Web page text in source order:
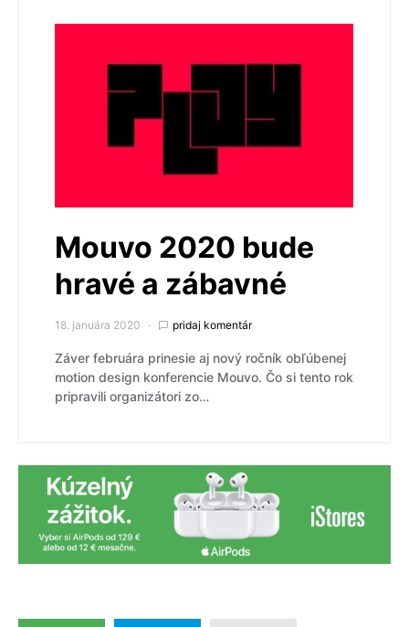
Mouvo 2020 bude
hravé a zábavné
18. januára 2020 pridaj komentár
Záver februára prinesie aj nový ročník obľúbenej
motion design konferencie Mouvo. Čo si tento rok
pripravili organizátori zo…